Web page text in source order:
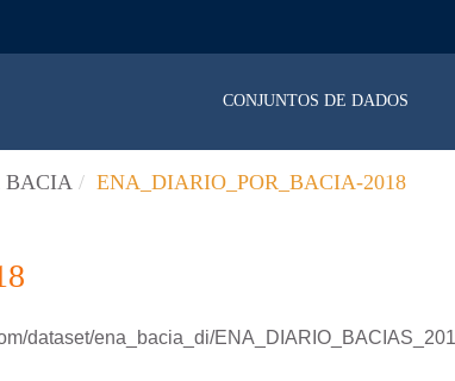
CONJUNTOS DE DADOS
BACIA ENA_DIARIO_POR_BACIA-2018
dataset/ena_bacia_di/